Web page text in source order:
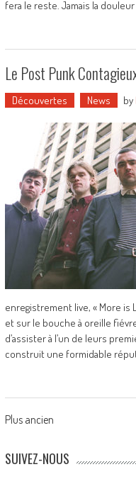
fera le reste. Jamais la
Le Post Punk
Découvertes News by
enregistrement live, « More is
et sur le bouche à oreille
d’assister à l’un de leurs
construit une formidable
Posts
navigation
Plus ancien
SUIVEZ-NOUS